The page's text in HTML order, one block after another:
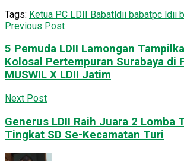
Tags: Ketua PC LDII Babatldii babatpc ldii
Previous Post
5 Pemuda LDII Lamongan
Kolosal Pertempuran Surabaya di
MUSWIL X LDII Jatim
Next Post
Generus LDII Raih Juara 2 Lomba
Tingkat SD Se-Kecamatan Turi